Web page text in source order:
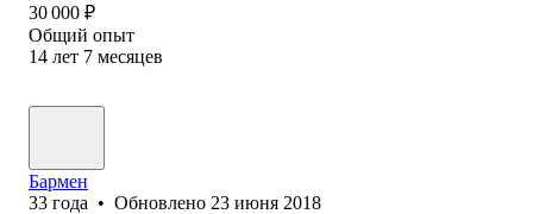
30 000 ₽
Общий опыт
14 лет 7 месяцев
Бармен
33 года • Обновлено 23 июня 2018